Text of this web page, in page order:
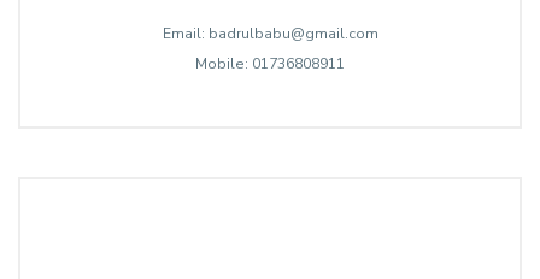
Email: badrulbabu@gmail.com
Mobile: 01736808911